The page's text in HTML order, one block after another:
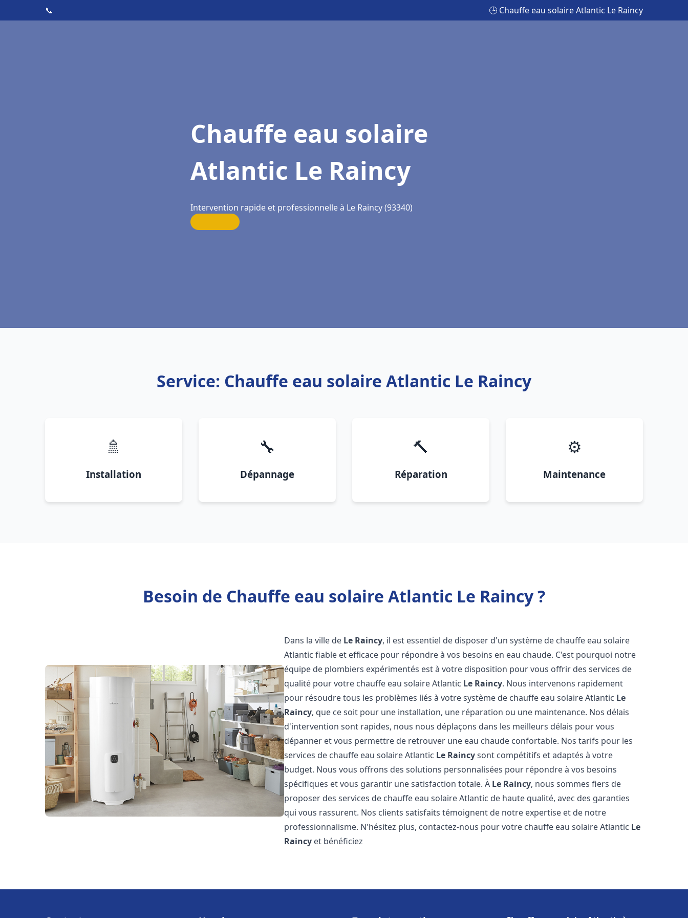
📞 🕒 Chauffe eau solaire Atlantic Le Raincy
Chauffe eau solaire
Atlantic Le Raincy
Intervention rapide et professionnelle à Le Raincy (93340)
Service: Chauffe eau solaire Atlantic Le Raincy
🚿
Installation
🔧
Dépannage
🔨
Réparation
⚙️
Maintenance
Besoin de Chauffe eau solaire Atlantic Le Raincy ?
Dans la ville de Le Raincy, il est essentiel de disposer d'un système de chauffe eau solaire
Atlantic fiable et efficace pour répondre à vos besoins en eau chaude. C'est pourquoi notre
équipe de plombiers expérimentés est à votre disposition pour vous offrir des services de
qualité pour votre chauffe eau solaire Atlantic Le Raincy. Nous intervenons rapidement
pour résoudre tous les problèmes liés à votre système de chauffe eau solaire Atlantic Le
Raincy, que ce soit pour une installation, une réparation ou une maintenance. Nos délais
d'intervention sont rapides, nous nous déplaçons dans les meilleurs délais pour vous
dépanner et vous permettre de retrouver une eau chaude confortable. Nos tarifs pour les
services de chauffe eau solaire Atlantic Le Raincysont compétitifs et adaptés à votre
budget. Nous vous offrons des solutions personnalisées pour répondre à vos besoins
spécifiques et vous garantir une satisfaction totale. À Le Raincy, nous sommes fiers de
proposer des services de chauffe eau solaire Atlantic de haute qualité, avec des garanties
qui vous rassurent. Nos clients satisfaits témoignent de notre expertise et de notre
professionnalisme. N'hésitez plus, contactez-nous pour votre chauffe eau solaire Atlantic Le
Raincy et bénéficiez